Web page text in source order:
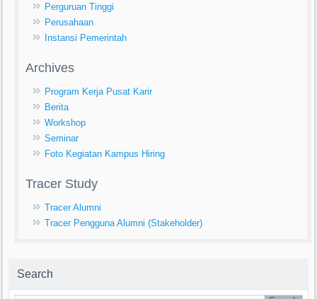
Perguruan Tinggi
Perusahaan
Instansi Pemerintah
Archives
Program Kerja Pusat Karir
Berita
Workshop
Seminar
Foto Kegiatan Kampus Hiring
Tracer Study
Tracer Alumni
Tracer Pengguna Alumni (Stakeholder)
Search